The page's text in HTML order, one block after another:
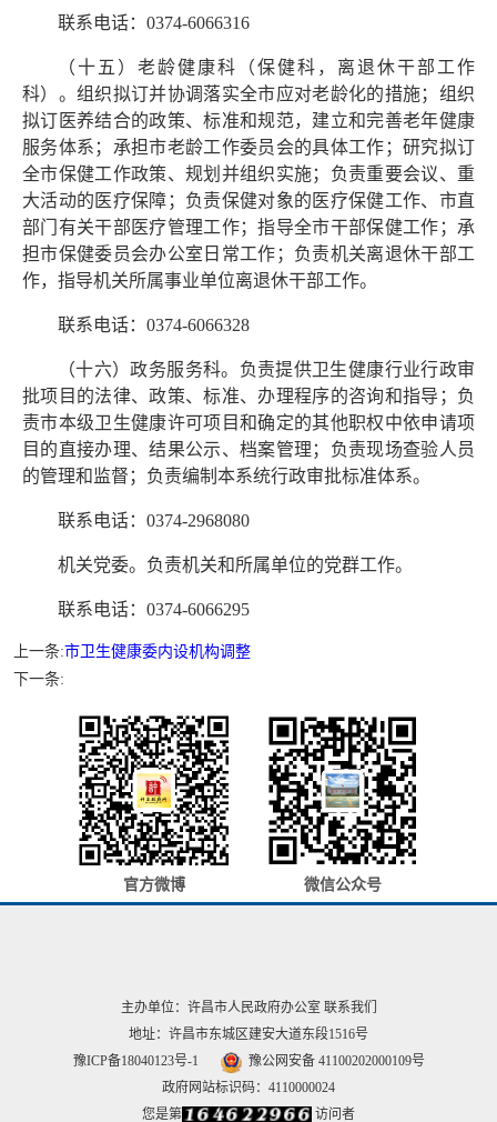
联系电话：0374-6066316
（十五）老龄健康科（保健科，离退休干部工作
科）。组织拟订并协调落实全市应对老龄化的措施；组织
拟订医养结合的政策、标准和规范，建立和完善老年健康
服务体系；承担市老龄工作委员会的具体工作；研究拟订
全市保健工作政策、规划并组织实施；负责重要会议、重
大活动的医疗保障；负责保健对象的医疗保健工作、市直
部门有关干部医疗管理工作；指导全市干部保健工作；承
担市保健委员会办公室日常工作；负责机关离退休干部工
作，指导机关所属事业单位离退休干部工作。
联系电话：0374-6066328
（十六）政务服务科。负责提供卫生健康行业行政审
批项目的法律、政策、标准、办理程序的咨询和指导；负
责市本级卫生健康许可项目和确定的其他职权中依申请项
目的直接办理、结果公示、档案管理；负责现场查验人员
的管理和监督；负责编制本系统行政审批标准体系。
联系电话：0374-2968080
机关党委。负责机关和所属单位的党群工作。
联系电话：0374-6066295
上一条:市卫生健康委内设机构调整
下一条:
官方微博 微信公众号
主办单位：许昌市人民政府办公室 联系我们
地址：许昌市东城区建安大道东段1516号
豫ICP备18040123号-1
豫公网安备 41100202000109号
政府网站标识码：4110000024
您是第
访问者